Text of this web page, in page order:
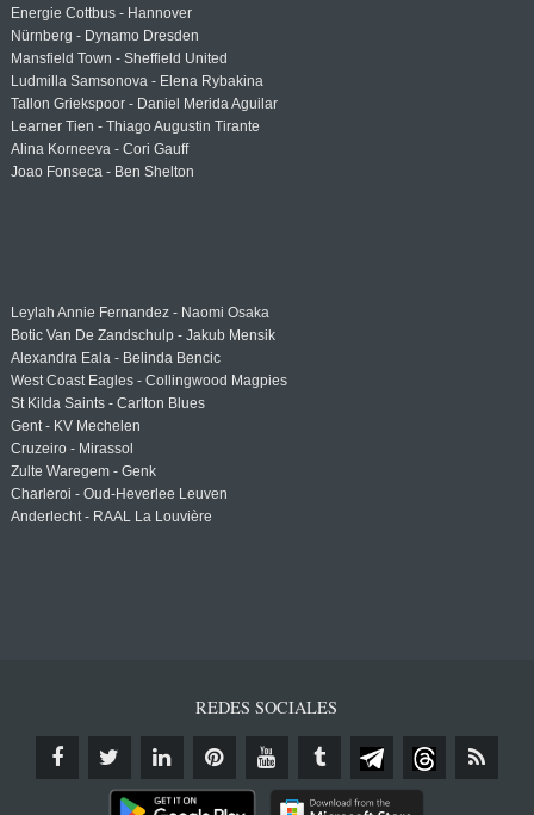
Energie Cottbus - Hannover
Nürnberg - Dynamo Dresden
Mansfield Town - Sheffield United
Ludmilla Samsonova - Elena Rybakina
Tallon Griekspoor - Daniel Merida Aguilar
Learner Tien - Thiago Augustin Tirante
Alina Korneeva - Cori Gauff
Joao Fonseca - Ben Shelton
Leylah Annie Fernandez - Naomi Osaka
Botic Van De Zandschulp - Jakub Mensik
Alexandra Eala - Belinda Bencic
West Coast Eagles - Collingwood Magpies
St Kilda Saints - Carlton Blues
Gent - KV Mechelen
Cruzeiro - Mirassol
Zulte Waregem - Genk
Charleroi - Oud-Heverlee Leuven
Anderlecht - RAAL La Louvière
REDES SOCIALES